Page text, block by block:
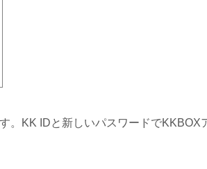
。KK IDと新しいパスワードでKKBOX